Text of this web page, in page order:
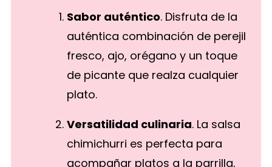
Sabor auténtico. Disfruta de la
auténtica combinación de perejil
fresco, ajo, orégano y un toque
de picante que realza cualquier
plato.
Versatilidad culinaria. La salsa
chimichurri es perfecta para
acompañar platos a la parrilla,